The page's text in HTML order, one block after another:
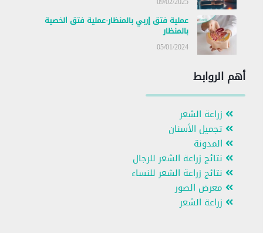
عملية فتق إربي بالمنظار-عملية فتق الخصية
بالمنظار
05/01/2024
أهم الروابط
زراعة الشعر
تجميل الأسنان
المدونة
نتائج زراعة الشعر للرجال
نتائج زراعة الشعر للنساء
معرض الصور
زراعة الشعر